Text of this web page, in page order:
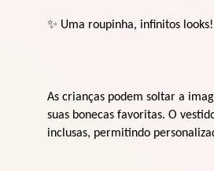
✨ Uma roupinha, infinitos looks!
As crianças podem soltar a
suas bonecas favoritas. O
inclusas, permitindo